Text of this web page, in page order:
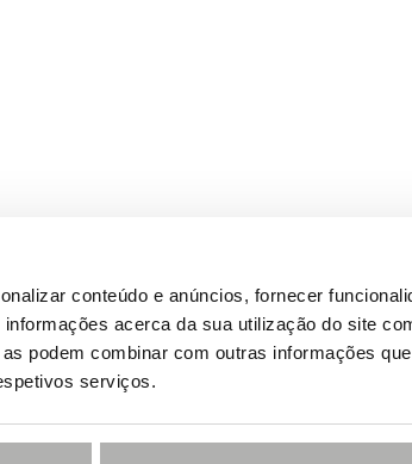
conteúdo e anúncios, fornecer
informações acerca da sua utilização do site
podem combinar com outras informações
serviços.